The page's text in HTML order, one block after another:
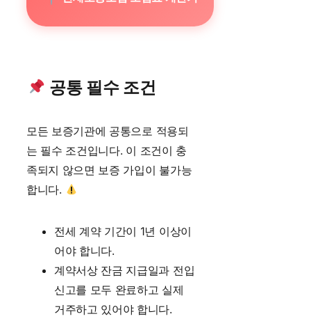
공통 필수 조건
모든 보증기관에 공통으로 적용되
는 필수 조건입니다. 이 조건이 충
족되지 않으면 보증 가입이 불가능
합니다.
전세 계약 기간이 1년 이상이
어야 합니다.
계약서상 잔금 지급일과 전입
신고를 모두 완료하고 실제
거주하고 있어야 합니다.